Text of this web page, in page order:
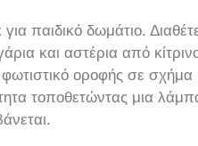
για παιδικό δωμάτιο.
και αστέρια από
οροφής σε σχήμα
τοποθετώντας μια